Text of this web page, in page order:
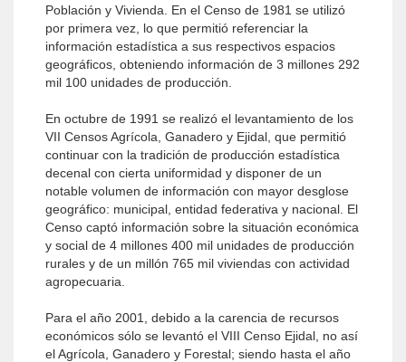
Población y Vivienda. En el Censo de 1981 se utilizó
por primera vez, lo que permitió referenciar la
información estadística a sus respectivos espacios
geográficos, obteniendo información de 3 millones 292
mil 100 unidades de producción.
En octubre de 1991 se realizó el levantamiento de los
VII Censos Agrícola, Ganadero y Ejidal, que permitió
continuar con la tradición de producción estadística
decenal con cierta uniformidad y disponer de un
notable volumen de información con mayor desglose
geográfico: municipal, entidad federativa y nacional. El
Censo captó información sobre la situación económica
y social de 4 millones 400 mil unidades de producción
rurales y de un millón 765 mil viviendas con actividad
agropecuaria.
Para el año 2001, debido a la carencia de recursos
económicos sólo se levantó el VIII Censo Ejidal, no así
el Agrícola, Ganadero y Forestal; siendo hasta el año